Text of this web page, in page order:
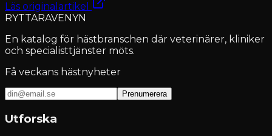
Läs originalartikel
RYTTARAVENYN
En katalog för hästbranschen där veterinärer, kliniker
och specialisttjänster möts.
Få veckans hästnyheter
Prenumerera
Utforska